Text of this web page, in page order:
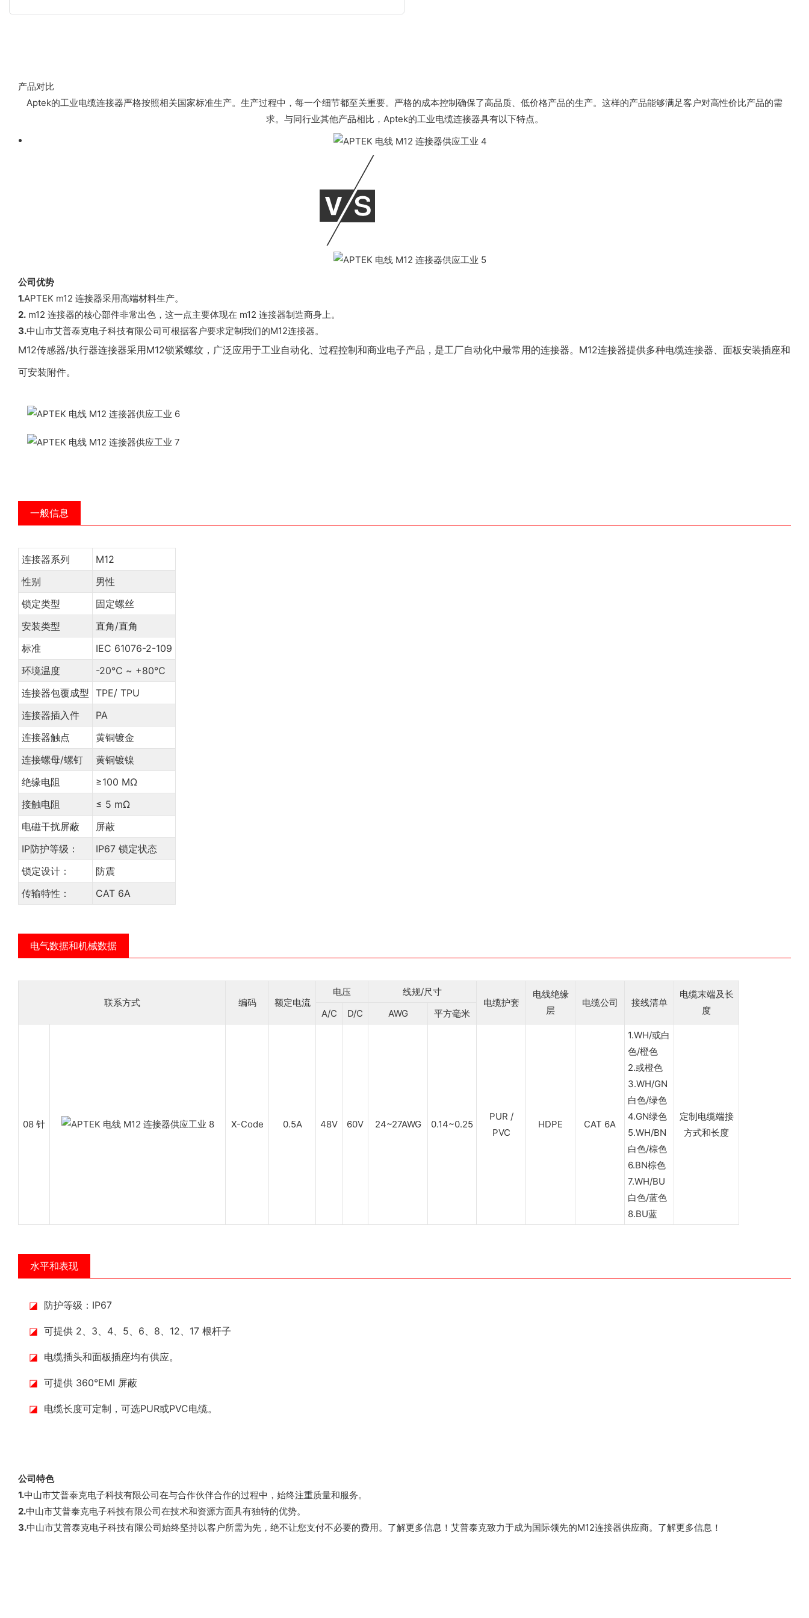
产品对比
Aptek的工业电缆连接器严格按照相关国家标准生产。生产过程中，每一个细节都至关重要。严格的成本控制确保了高品质、低价格产品的生产。这样的产品能够满足客户对高性价比产品的需
求。与同行业其他产品相比，Aptek的工业电缆连接器具有以下特点。
公司优势
1.APTEK m12 连接器采用高端材料生产。
2. m12 连接器的核心部件非常出色，这一点主要体现在 m12 连接器制造商身上。
3.中山市艾普泰克电子科技有限公司可根据客户要求定制我们的M12连接器。
M12传感器/执行器连接器采用M12锁紧螺纹，广泛应用于工业自动化、过程控制和商业电子产品，是工厂自动化中最常用的连接器。M12连接器提供多种电缆连接器、面板安装插座和
可安装附件。
一般信息
连接器系列
M12
性别
男性
锁定类型
固定螺丝
安装类型
直角/直角
标准
IEC 61076-2-109
环境温度
-20℃ ~ +80℃
连接器包覆成型 TPE/ TPU
连接器插入件
PA
连接器触点
黄铜镀金
连接螺母/螺钉
黄铜镀镍
绝缘电阻
≥100 MΩ
接触电阻
≤ 5 mΩ
电磁干扰屏蔽
屏蔽
IP防护等级：
IP67 锁定状态
锁定设计：
防震
传输特性：
CAT 6A
电气数据和机械数据
联系方式 编码 额定电流
电压
线规/尺寸
电缆护套
电线绝缘
层
电缆公司 接线清单
电缆末端及长
度
A/C D/C AWG 平方毫米
08 针 X-Code 0.5A 48V 60V 24~27AWG 0.14~0.25
PUR /
PVC
HDPE CAT 6A
1.WH/或白
色/橙色
2.或橙色
3.WH/GN
白色/绿色
4.GN绿色
5.WH/BN
白色/棕色
6.BN棕色
7.WH/BU
白色/蓝色
8.BU蓝
定制电缆端接
方式和长度
水平和表现
◪ 防护等级：IP67
◪ 可提供 2、3、4、5、6、8、12、17 根杆子
◪ 电缆插头和面板插座均有供应。
◪ 可提供 360°EMI 屏蔽
◪ 电缆长度可定制，可选PUR或PVC电缆。
公司特色
1.中山市艾普泰克电子科技有限公司在与合作伙伴合作的过程中，始终注重质量和服务。
2.中山市艾普泰克电子科技有限公司在技术和资源方面具有独特的优势。
3.中山市艾普泰克电子科技有限公司始终坚持以客户所需为先，绝不让您支付不必要的费用。了解更多信息！艾普泰克致力于成为国际领先的M12连接器供应商。了解更多信息！